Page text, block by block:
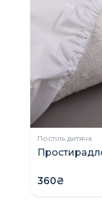
Постіль дитяча
360₴